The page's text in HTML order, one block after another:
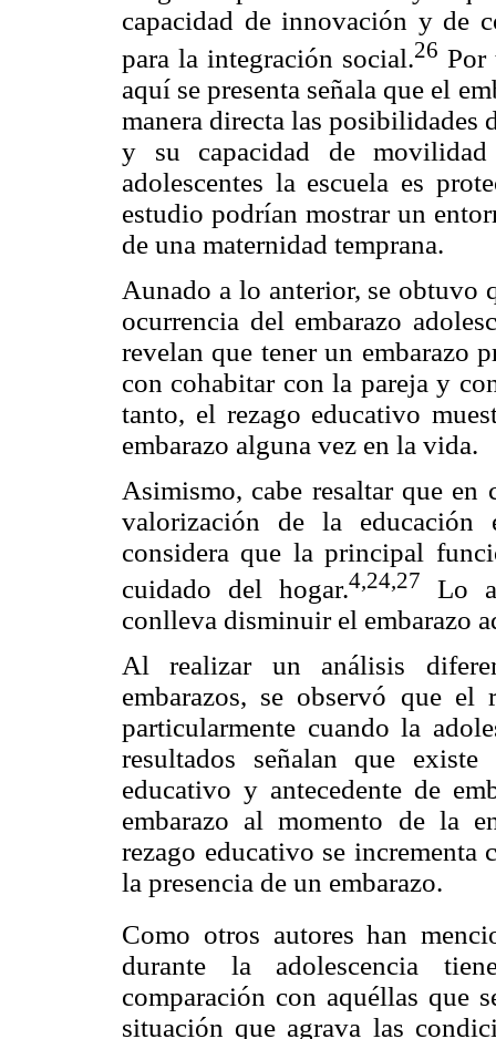
capacidad de innovación y de
para la integración social.26 Por
aquí se presenta señala que el
manera directa las posibilidades
y su capacidad de
adolescentes la escuela es
estudio podrían mostrar un
de una maternidad temprana.
Aunado a lo anterior, se obtuvo
ocurrencia del embarazo
revelan que tener un embarazo
con cohabitar con la pareja y
tanto, el rezago educativo
embarazo alguna vez en la vida.
Asimismo, cabe resaltar que en
valorización de la educación
considera que la principal
cuidado del hogar.4,24,27
Lo
conlleva disminuir el embarazo
Al realizar un análisis
embarazos, se observó que
particularmente cuando la
resultados señalan que
educativo y antecedente de
embarazo al momento de la
rezago educativo se
la presencia de un embarazo.
Como otros autores han
durante la adolescencia
comparación con aquéllas que
situación que agrava las